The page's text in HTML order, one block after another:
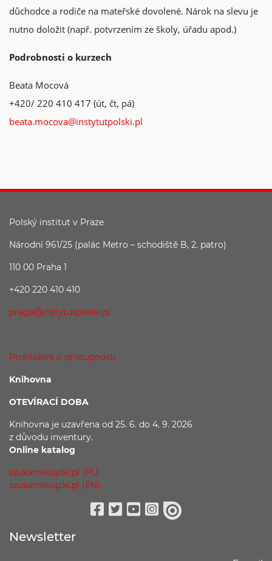
důchodce a rodiče na mateřské dovolené. Nárok na slevu je
nutno doložit (např. potvrzením ze školy, úřadu apod.)
Podrobnosti o kurzech
Beata Mocová
+420/ 220 410 417 (út, čt, pá)
beata.mocova@instytutpolski.pl
Polský institut v Praze
Národní 961/25 (palác Metro – schodiště B, 2. patro)
110 00 Praha 1
+420 220 410 410
praga@instytutpolski.pl
Prohlášení o přístupnosti
Knihovna
OTEVÍRACÍ DOBA
Knihovna je uzavřena od 25. 6. do 4. 9. 2026
z důvodu inventury.
Online katalog
szukamksiążki.pl (PL)
szukamksiążki.pl (EN)
Newsletter